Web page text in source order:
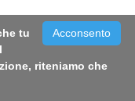
2022 - Fumo:
in più
il consumo di
Acconsento
tu
riteniamo che